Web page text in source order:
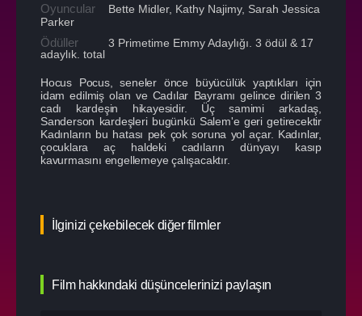
Oyuncular Bette Midler, Kathy Najimy, Sarah Jessica
Parker
Ödüller
3 Primetime Emmy Adaylığı. 3 ödül & 17
adaylık. total
Hocus Pocus, seneler önce büyücülük yaptıkları için
idam edilmiş olan ve Cadılar Bayramı gelince dirilen 3
cadı kardeşin hikayesidir. Üç samimi arkadaş,
Sanderson kardeşleri bugünkü Salem'e geri getirecektir
Kadınların bu hatası pek çok soruna yol açar. Kadınlar,
çocuklara aç haldeki cadıların dünyayı kasıp
kavurmasını engellemeye çalışacaktır.
İlginizi çekebilecek diğer filmler
Film hakkındaki düşüncelerinizi paylaşın